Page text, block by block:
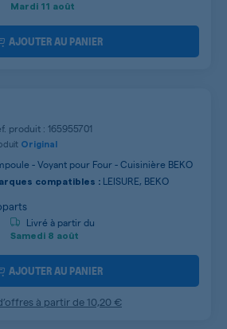
Mardi 11 août
AJOUTER AU PANIER
produit : 165955701
Original
- Voyant pour Four - Cuisinière BEKO
compatibles : LEISURE, BEKO
Livré à partir du
Samedi 8 août
AJOUTER AU PANIER
à partir de10,20 €